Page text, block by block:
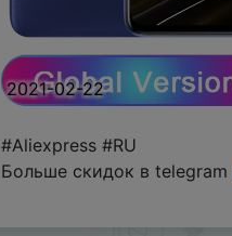
2021-02-22
#Aliexpress #RU
Больше скидок в telegram